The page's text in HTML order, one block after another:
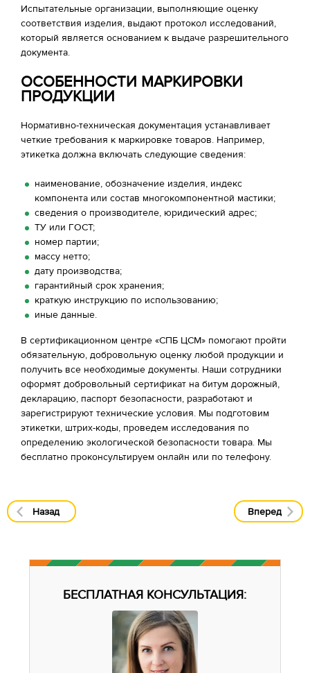
Испытательные организации, выполняющие оценку
соответствия изделия, выдают протокол исследований,
который является основанием к выдаче разрешительного
документа.
ОСОБЕННОСТИ МАРКИРОВКИ
ПРОДУКЦИИ
Нормативно-техническая документация устанавливает
четкие требования к маркировке товаров. Например,
этикетка должна включать следующие сведения:
наименование, обозначение изделия, индекс
компонента или состав многокомпонентной мастики;
сведения о производителе, юридический адрес;
ТУ или ГОСТ;
номер партии;
массу нетто;
дату производства;
гарантийный срок хранения;
краткую инструкцию по использованию;
иные данные.
В сертификационном центре «СПБ ЦСМ» помогают пройти
обязательную, добровольную оценку любой продукции и
получить все необходимые документы. Наши сотрудники
оформят добровольный сертификат на битум дорожный,
декларацию, паспорт безопасности, разработают и
зарегистрируют технические условия. Мы подготовим
этикетки, штрих-коды, проведем исследования по
определению экологической безопасности товара. Мы
бесплатно проконсультируем онлайн или по телефону.
Назад Вперед
БЕСПЛАТНАЯ КОНСУЛЬТАЦИЯ: